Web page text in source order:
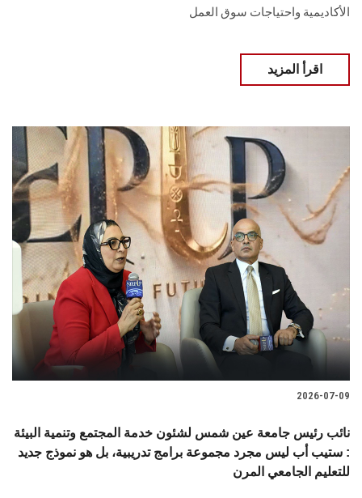
الأكاديمية واحتياجات سوق العمل
اقرأ المزيد
2026-07-09
نائب رئيس جامعة عين شمس لشئون خدمة المجتمع وتنمية البيئة
: ستيب أب ليس مجرد مجموعة برامج تدريبية، بل هو نموذج جديد
للتعليم الجامعي المرن